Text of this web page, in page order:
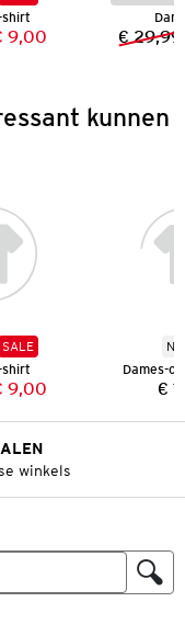
shirt
prijs:
prijs:
9,00 € 29,99
kunnen
SALE
shirt
prijs:
prijs:
9,00
Dames-
€
winkels